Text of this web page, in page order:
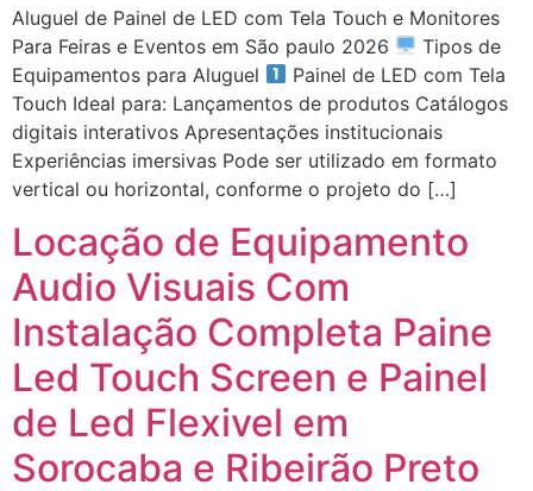
Aluguel de Painel de LED com Tela Touch e Monitores
Para Feiras e Eventos em São paulo 2026
Tipos de
Equipamentos para Aluguel
Painel de LED com Tela
Touch Ideal para: Lançamentos de produtos Catálogos
digitais interativos Apresentações institucionais
Experiências imersivas Pode ser utilizado em formato
vertical ou horizontal, conforme o projeto do […]
Locação de Equipamento
Audio Visuais Com
Instalação Completa Paine
Led Touch Screen e Painel
de Led Flexivel em
Sorocaba e Ribeirão Preto